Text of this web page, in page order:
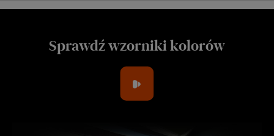
Sprawdź wzorniki kolorów